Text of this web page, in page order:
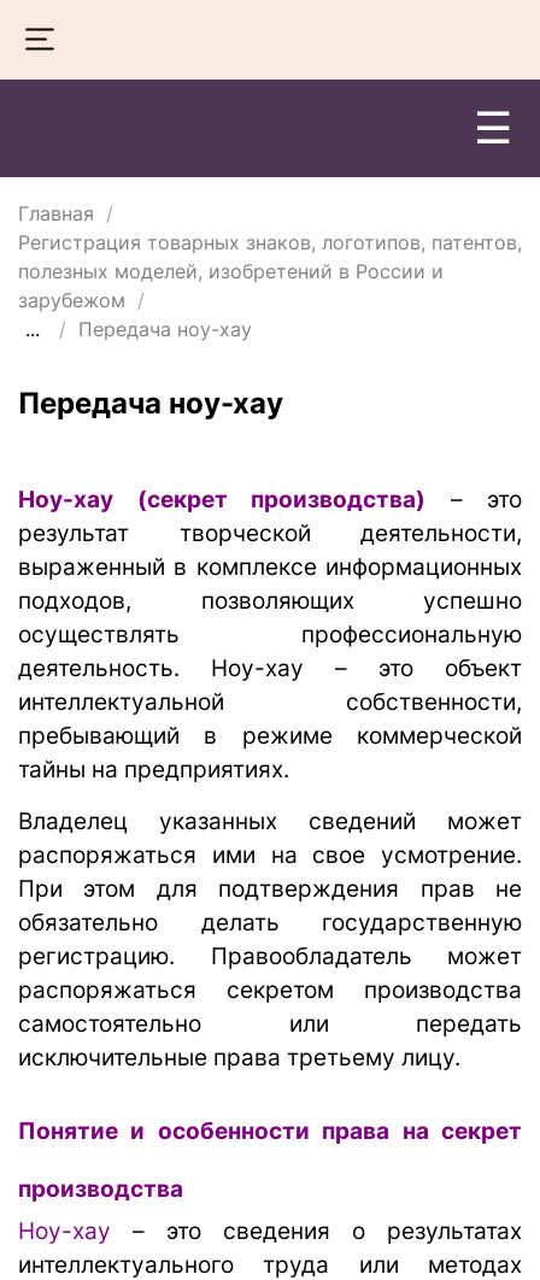
☰
Главная
Регистрация товарных знаков, логотипов, патентов,
полезных моделей, изобретений в России и
зарубежом
...
Передача ноу-хау
Передача ноу-хау
Ноу-хау (секрет производства) – это
результат творческой деятельности,
выраженный в комплексе информационных
подходов, позволяющих успешно
осуществлять профессиональную
деятельность. Ноу-хау – это объект
интеллектуальной собственности,
пребывающий в режиме коммерческой
тайны на предприятиях.
Владелец указанных сведений может
распоряжаться ими на свое усмотрение.
При этом для подтверждения прав не
обязательно делать государственную
регистрацию. Правообладатель может
распоряжаться секретом производства
самостоятельно или передать
исключительные права третьему лицу.
Понятие и особенности права на секрет
производства
Ноу-хау – это сведения о результатах
интеллектуального труда или методах